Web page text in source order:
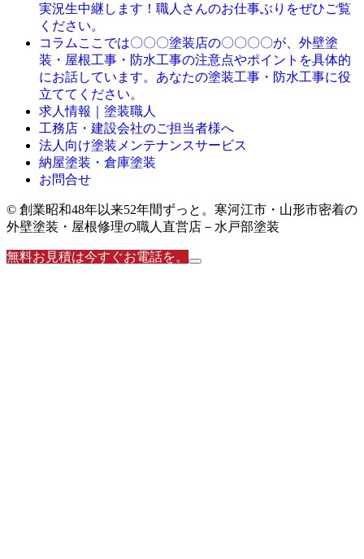
実況生中継します！職人さんのお仕事ぶりをぜひご覧
ください。
コラム ここでは〇〇〇塗装店の〇〇〇〇が、外壁塗
装・屋根工事・防水工事の注意点やポイントを具体的
にお話しています。あなたの塗装工事・防水工事に役
立ててください。
求人情報｜塗装職人
工務店・建設会社のご担当者様へ
法人向け塗装メンテナンスサービス
納屋塗装・倉庫塗装
お問合せ
© 創業昭和48年以来52年間ずっと。寒河江市・山形市密着の
外壁塗装・屋根修理の職人直営店－水戸部塗装
無料お見積は今すぐお電話を。